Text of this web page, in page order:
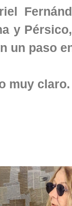
y
un paso
muy claro.